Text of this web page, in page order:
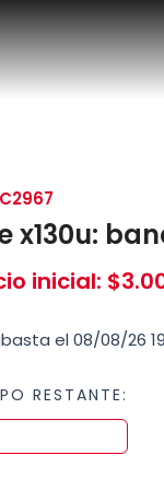
x130u:
inicial: $
el 08/08/26
RESTANTE: